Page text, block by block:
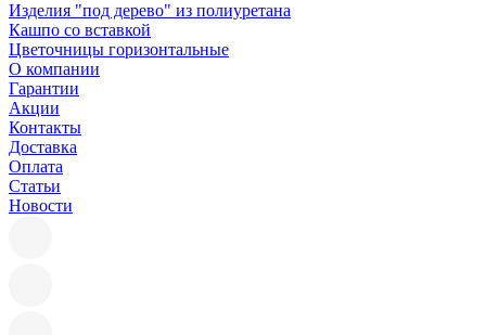
Изделия "под дерево" из полиуретана
Кашпо со вставкой
Цветочницы горизонтальные
О компании
Гарантии
Акции
Контакты
Доставка
Оплата
Статьи
Новости